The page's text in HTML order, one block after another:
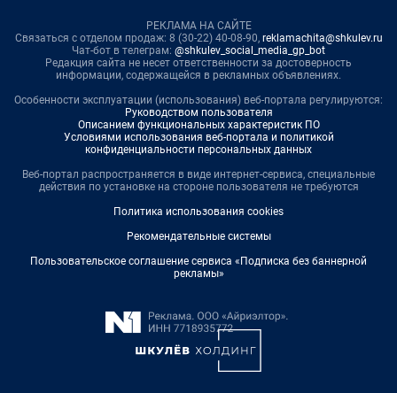
РЕКЛАМА НА САЙТЕ
Связаться с отделом продаж: 8 (30-22) 40-08-90, reklamachita@shkulev.ru
Чат-бот в телеграм: @shkulev_social_media_gp_bot
Редакция сайта не несет ответственности за достоверность
информации, содержащейся в рекламных объявлениях.
Особенности эксплуатации (использования) веб-портала регулируются:
Руководством пользователя
Описанием функциональных характеристик ПО
Условиями использования веб-портала и политикой
конфиденциальности персональных данных
Веб-портал распространяется в виде интернет-сервиса, специальные
действия по установке на стороне пользователя не требуются
Политика использования cookies
Рекомендательные системы
Пользовательское соглашение сервиса «Подписка без баннерной
рекламы»